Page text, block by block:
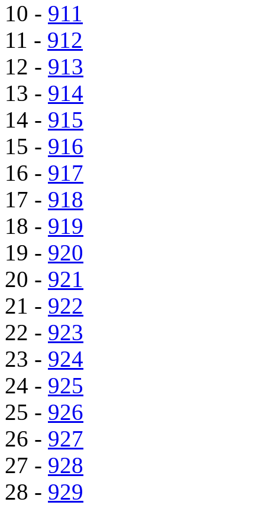
10 - 911
11 - 912
12 - 913
13 - 914
14 - 915
15 - 916
16 - 917
17 - 918
18 - 919
19 - 920
20 - 921
21 - 922
22 - 923
23 - 924
24 - 925
25 - 926
26 - 927
27 - 928
28 - 929